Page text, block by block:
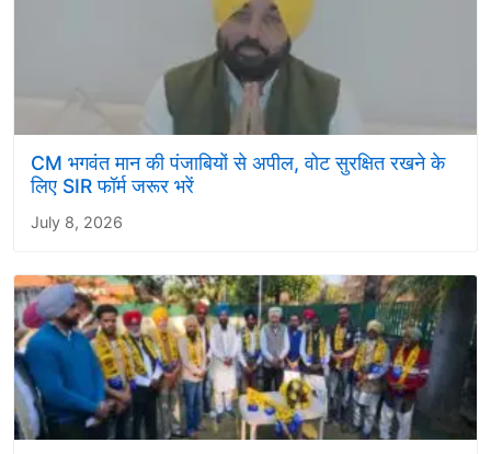
CM भगवंत मान की पंजाबियों से अपील, वोट सुरक्षित रखने के
लिए SIR फॉर्म जरूर भरें
July 8, 2026